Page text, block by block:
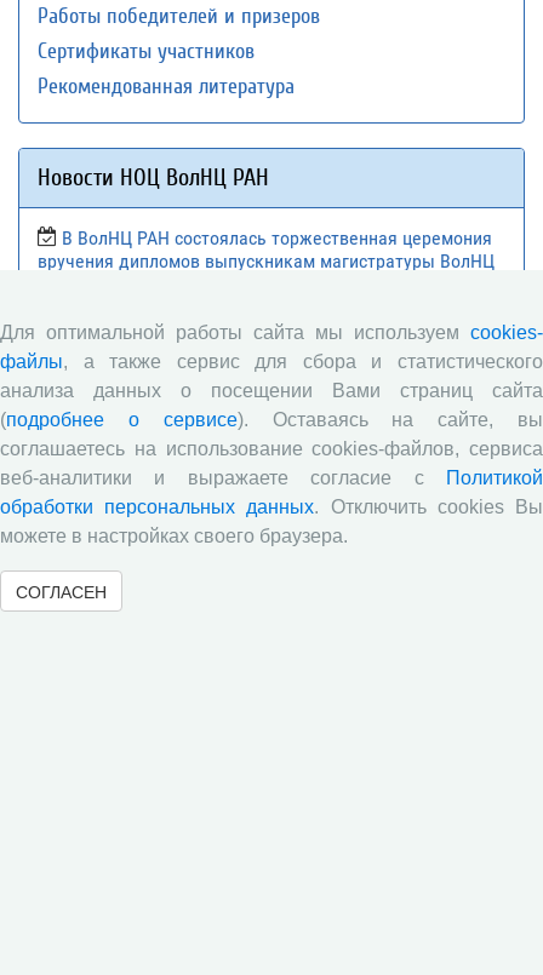
Работы победителей и призеров
Сертификаты участников
Рекомендованная литература
Новости НОЦ ВолНЦ РАН
В ВолНЦ РАН состоялась торжественная церемония
вручения дипломов выпускникам магистратуры ВолНЦ
Подведены итоги просветительской работы Научно-
образовательного центра ВолНЦ РАН в 2025/2026
учебном году
Государственная итоговая аттестация в
магистратуре!
Внимание! В ВолНЦ РАН стартовала приемная
кампания! Приглашаем получить образование в
магистратуре и аспирантуре научной организации!
итоги ежегодного конкурса научно-исследовательских
работ среди обучающихся 8-11 классов и студентов
Для оптимальной работы сайта мы используем cookies-
файлы, а также сервис для сбора и статистического
анализа данных о посещении Вами страниц сайта
(подробнее о сервисе). Оставаясь на сайте, вы
соглашаетесь на использование cookies-файлов, сервиса
веб-аналитики и выражаете согласие с
Политикой
обработки персональных данных. Отключить cookies Вы
можете в настройках своего браузера.
СОГЛАСЕН